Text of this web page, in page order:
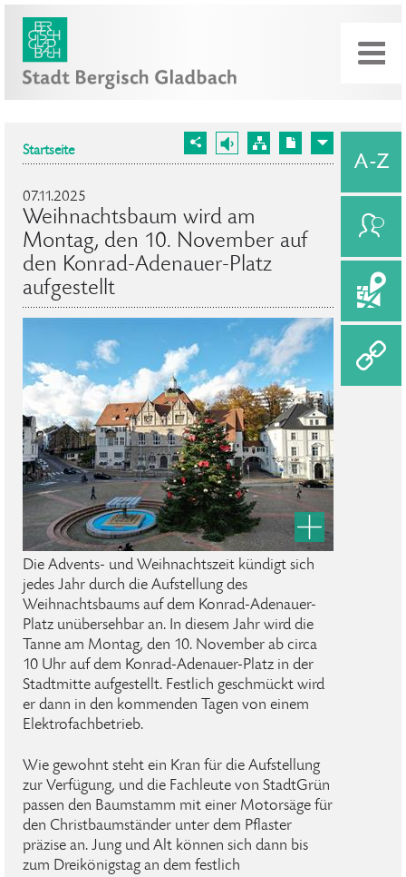
Startseite
07.11.2025
Weihnachtsbaum wird am
Montag, den 10. November auf
den Konrad-Adenauer-Platz
aufgestellt
Die Advents- und Weihnachtszeit kündigt sich
jedes Jahr durch die Aufstellung des
Weihnachtsbaums auf dem Konrad-Adenauer-
Platz unübersehbar an. In diesem Jahr wird die
Tanne am Montag, den 10. November ab circa
10 Uhr auf dem Konrad-Adenauer-Platz in der
Stadtmitte aufgestellt. Festlich geschmückt wird
er dann in den kommenden Tagen von einem
Elektrofachbetrieb.
Wie gewohnt steht ein Kran für die Aufstellung
zur Verfügung, und die Fachleute von StadtGrün
passen den Baumstamm mit einer Motorsäge für
den Christbaumständer unter dem Pflaster
präzise an. Jung und Alt können sich dann bis
zum Dreikönigstag an dem festlich